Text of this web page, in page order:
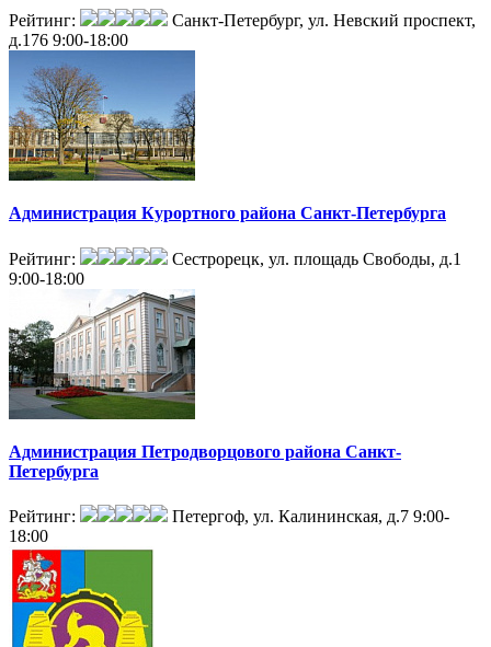
Рейтинг:
Санкт-Петербург, ул. Невский проспект,
д.176 9:00-18:00
Администрация Курортного района Санкт-Петербурга
Рейтинг:
Сестрорецк, ул. площадь Свободы, д.1
9:00-18:00
Администрация Петродворцового района Санкт-
Петербурга
Рейтинг: Петергоф, ул. Калининская, д.7 9:00-
18:00